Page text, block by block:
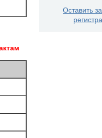
Оставить